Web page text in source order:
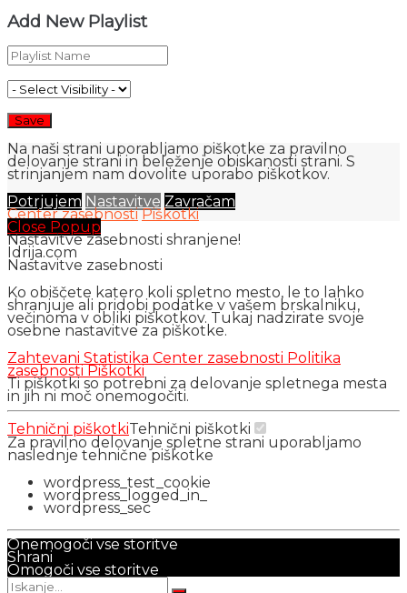
Add New Playlist
Na naši strani uporabljamo piškotke za pravilno
delovanje strani in beleženje obiskanosti strani. S
strinjanjem nam dovolite uporabo piškotkov.
Potrjujem Nastavitve Zavračam
Center zasebnosti Piškotki
Close Popup
Nastavitve zasebnosti shranjene!
Idrija.com
Nastavitve zasebnosti
Ko obiščete katero koli spletno mesto, le to lahko
shranjuje ali pridobi podatke v vašem brskalniku,
večinoma v obliki piškotkov. Tukaj nadzirate svoje
osebne nastavitve za piškotke.
Zahtevani Statistika Center zasebnosti Politika
zasebnosti Piškotki
Ti piškotki so potrebni za delovanje spletnega mesta
in jih ni moč onemogočiti.
Tehnični piškotkiTehnični piškotki
Za pravilno delovanje spletne strani uporabljamo
naslednje tehnične piškotke
wordpress_test_cookie
wordpress_logged_in_
wordpress_sec
Onemogoči vse storitve
Shrani
Omogoči vse storitve